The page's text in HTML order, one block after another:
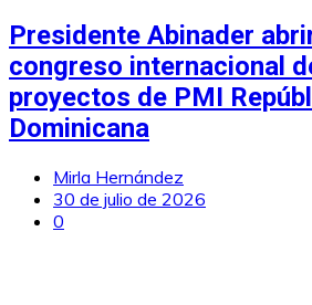
Presidente Abinader
congreso internacional
proyectos de PMI
Dominicana
Mirla Hernández
30 de julio de 2026
0